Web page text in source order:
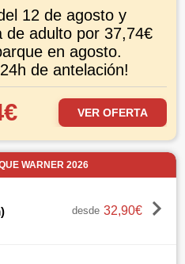
12 de agosto y
de adulto por 37,74€
en agosto.
de antelación!
VER OFERTA
WARNER 2026
desde 32,90€